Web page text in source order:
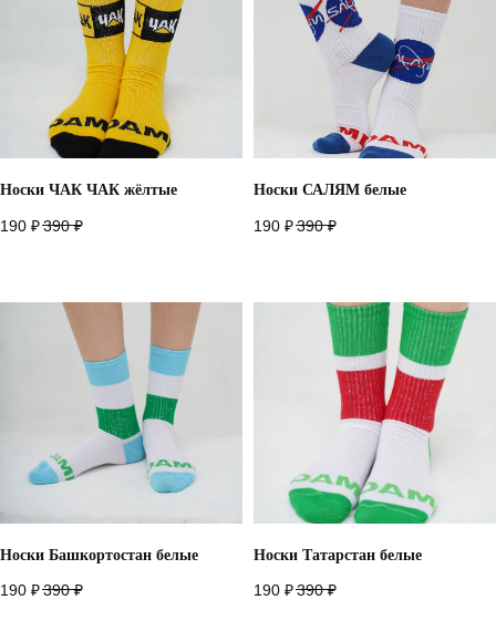
Носки ЧАК ЧАК жёлтые
190 ₽390 ₽
Носки САЛЯМ белые
190 ₽390 ₽
Носки Башкортостан белые
190 ₽390 ₽
Носки Татарстан белые
190 ₽390 ₽
разработано в webius.pro
*запрещено на территории РФ
Youtube
Договор оферты
Политика конфиденциальности
Whatsapp
Telegram
Instagram*
7 916 860 15 55